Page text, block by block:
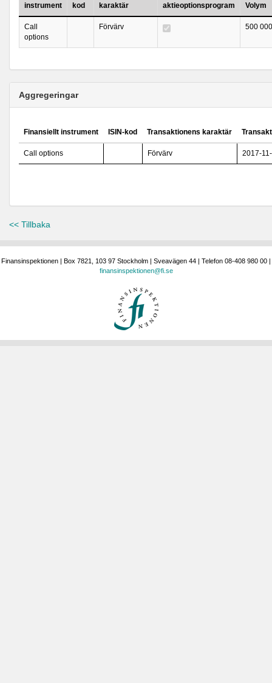
instrument
kod
karaktär
aktieoptionsprogram
Volym
Call
options
Förvärv 500 000
Aggregeringar
Finansiellt instrument ISIN-kod Transaktionens karaktär
Call options Förvärv 2017-
<< Tillbaka
Finansinspektionen | Box 7821, 103 97 Stockholm | Sveavägen 44 | Telefon 08-408 980 00 |
finansinspektionen@fi.se